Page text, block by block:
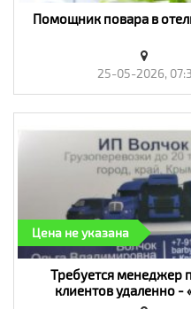
Помощник повара в
25-05-2026,
Цена не указана
Требуется менеджер
клиентов удаленно -